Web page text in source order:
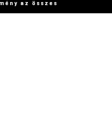
az összes